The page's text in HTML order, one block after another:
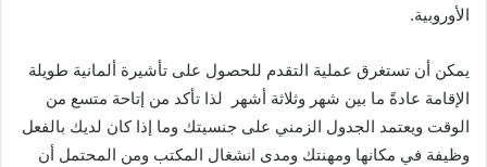
الأوروبية.
يمكن أن تستغرق عملية التقدم للحصول على تأشيرة ألمانية طويلة
الإقامة عادةً ما بين شهر وثلاثة أشهر لذا تأكد من إتاحة متسع من
الوقت ويعتمد الجدول الزمني على جنسيتك وما إذا كان لديك بالفعل
وظيفة في مكانها ومهنتك ومدى انشغال المكتب ومن المحتمل أن